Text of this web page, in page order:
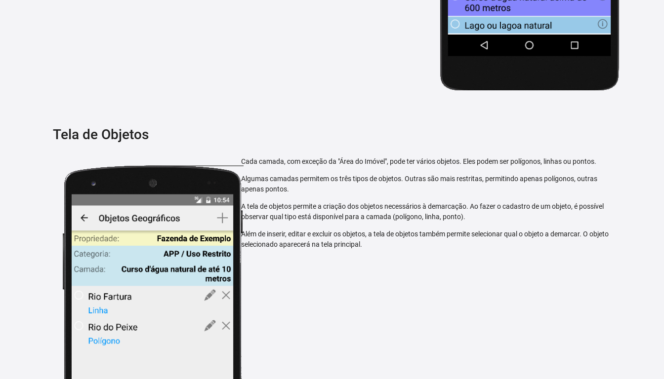
Tela de Objetos
Cada camada, com exceção da "Área do Imóvel", pode ter vários objetos. Eles podem ser polígonos, linhas ou pontos.
Algumas camadas permitem os três tipos de objetos. Outras são mais restritas, permitindo apenas polígonos, outras
apenas pontos.
A tela de objetos permite a criação dos objetos necessários à demarcação. Ao fazer o cadastro de um objeto, é possível
observar qual tipo está disponível para a camada (polígono, linha, ponto).
Além de inserir, editar e excluir os objetos, a tela de objetos também permite selecionar qual o objeto a demarcar. O objeto
selecionado aparecerá na tela principal.